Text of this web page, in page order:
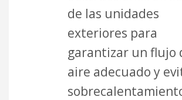
de las unidades
exteriores para
garantizar un flujo
aire adecuado y